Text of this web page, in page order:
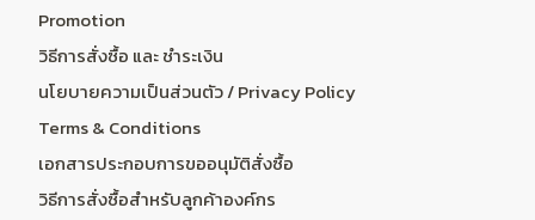
Promotion
วิธีการสั่งซื้อ และ ชำระเงิน
นโยบายความเป็นส่วนตัว / Privacy Policy
Terms & Conditions
เอกสารประกอบการขออนุมัติสั่งซื้อ
วิธีการสั่งซื้อสำหรับลูกค้าองค์กร